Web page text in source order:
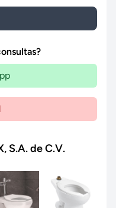
S.A. de C.V.